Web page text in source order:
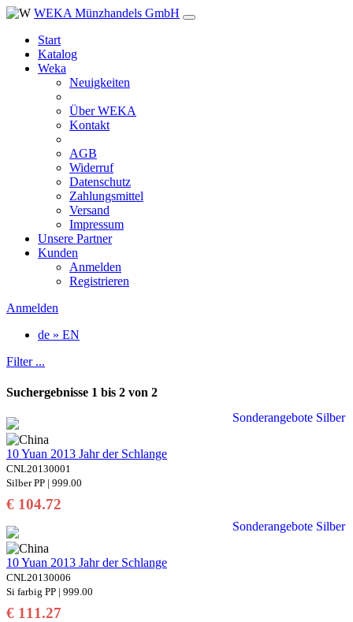
WEKA Münzhandels GmbH
Start
Katalog
Weka
Neuigkeiten
Über WEKA
Kontakt
AGB
Widerruf
Datenschutz
Zahlungsmittel
Versand
Impressum
Unsere Partner
Kunden
Anmelden
Registrieren
Anmelden
de » EN
Filter ...
Suchergebnisse 1 bis 2 von 2
Sonderangebote Silber
10 Yuan 2013 Jahr der Schlange
CNL20130001
Silber PP | 999.00
€ 104.72
Sonderangebote Silber
10 Yuan 2013 Jahr der Schlange
CNL20130006
Si farbig PP | 999.00
€ 111.27